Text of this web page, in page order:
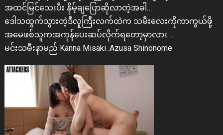
အထင်မြင်သေးပီး နိုမ့်ချပြောဆိုလာတဲ့အခါ…
ဒေါသထွက်သွားတဲ့ဒီလူကြီးလက်ထဲက သမီးလေးကိုကာကွယ်ဖို့
အမေဖစ်သူကအကုန်ပေးဆပ်လိုက်ရတော့မှာလား…
မင်းသမီးနာမည် Kanna Misaki .Azusa Shinonome